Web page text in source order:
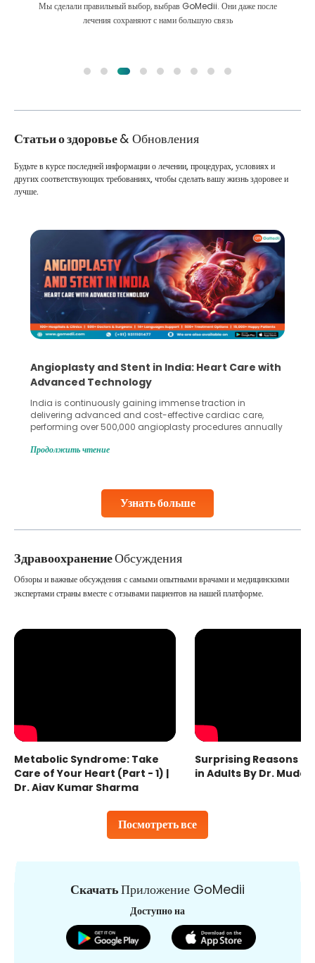
Мы сделали правильный выбор, выбрав GoMedii. Они даже после
лечения сохраняют с нами большую связь
Статьи о здоровье& Обновления
Узнать больше
Будьте в курсе последней информации о лечении, процедурах, условиях и
других соответствующих требованиях, чтобы сделать вашу жизнь здоровее и
лучше.
Angioplasty and Stent in India: Heart Care with
Advanced Technology
India is continuously gaining immense traction in
delivering advanced and cost-effective cardiac care,
performing over 500,000 angioplasty procedures annually
globe are searching for treatments like angioplasty and
Studies, such as one published
Продолжить чтение
ЗдравоохранениеОбсуждения
Посмотреть все
Обзоры и важные обсуждения с самыми опытными врачами и медицинскими
экспертами страны вместе с отзывами пациентов на нашей платформе.
Metabolic Syndrome: Take
Care of Your Heart (Part - 1) |
Dr. Ajay Kumar Sharma
Surprising Reasons
in Adults By Dr.
СкачатьПриложение GoMedii
Доступно на